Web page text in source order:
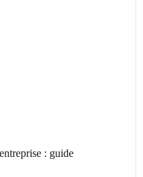
: guide